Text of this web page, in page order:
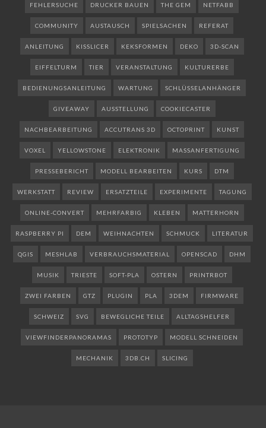
FEHLERSUCHE DRUCKER BAUEN THE GEM NETFABB
COMMUNITY AUSTAUSCH SPIELSACHEN REFERAT
ANLEITUNG KISSLICER KEKSFORMEN DEKO 3D-SCAN
EIFFELTURM TIER VERANSTALTUNG KULTURERBE
BEDIENUNGSANLEITUNG WARTUNG SCHLÜSSELANHÄNGER
GIVEAWAY AUSSTELLUNG COOKIECASTER
NACHBEARBEITUNG ACCUTRANS 3D OCTOPRINT KUNST
VOXEL YELLOWSTONE ELEKTRONIK MASSANFERTIGUNG
PRESSEBERICHT MODELL BEARBEITEN KURS DTM
WERKSTATT REVIEW ERSATZTEILE EXPERIMENTE TAGUNG
ONLINE-CONVERT MEHRFARBIG KLEBEN MATTERHORN
RASPBERRY PI DEM WEIHNACHTEN SCHMUCK LITERATUR
QGIS MESHLAB VERBRAUCHSMATERIAL OPENSCAD DHM
MUSIK TRIESTE SOFT-PLA OSTERN PRINTRBOT
ZWEI FARBEN GTZ PLUGIN PLA 3DEM FIRMWARE
SCHWEIZ SVG BEWEGLICHE TEILE ALLTAGSHELFER
VIEWFINDERPANORAMAS PROTOTYP MODELL SCHNEIDEN
MECHANIK 3DB.CH SLICING